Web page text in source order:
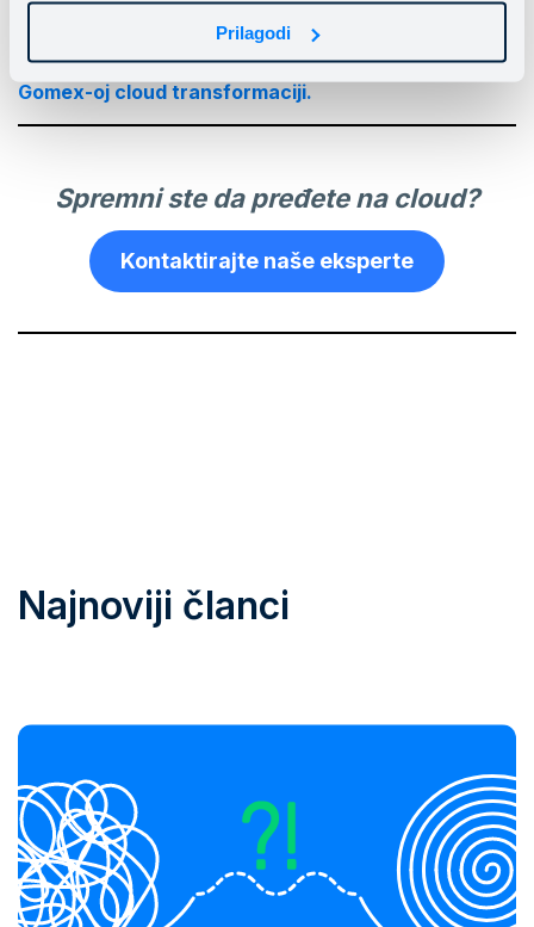
Prilagodi
Zahvaljujući ovakvom pristupu, projekat je realizovan
u kratkom roku – od upoznavanja sistema do puštanja
u rad je prošlo svega 3 meseca.Pročitajte više o
Gomex-oj cloud transformaciji.
Spremni ste da pređete na cloud?
Kontaktirajte naše eksperte
Najnoviji članci